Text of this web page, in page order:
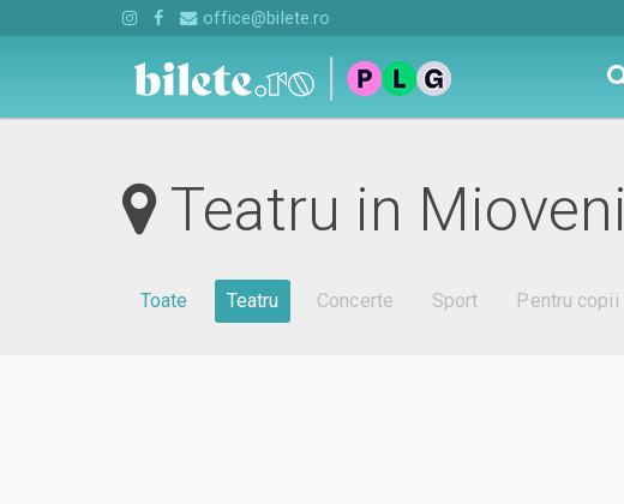
office@bilete.ro
Teatru in Mioveni
Toate Teatru Concerte Sport Pentru copii